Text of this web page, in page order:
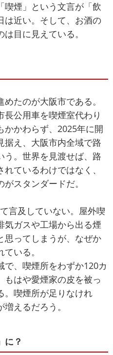
喫煙」という文言が「飲
は近い。そして、お酒の
目に見えている。
たのが大阪市である。
公用車を喫煙室代わり
かかわらず、2025年に開
据え、大阪市内全域で路
う。世界を見渡せば、路
ているわけではなく、
スタンダードだ。
言及していない。屋外喫
気ガスや工場から出る煙
思ってしまうが、なぜか
いる。
、喫煙所をわずか120カ
もはや愛煙家の皮を被っ
。喫煙所が足りなけれ
えるだろう。
に？